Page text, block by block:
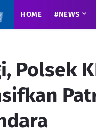
HOME #NEWS
Polsek